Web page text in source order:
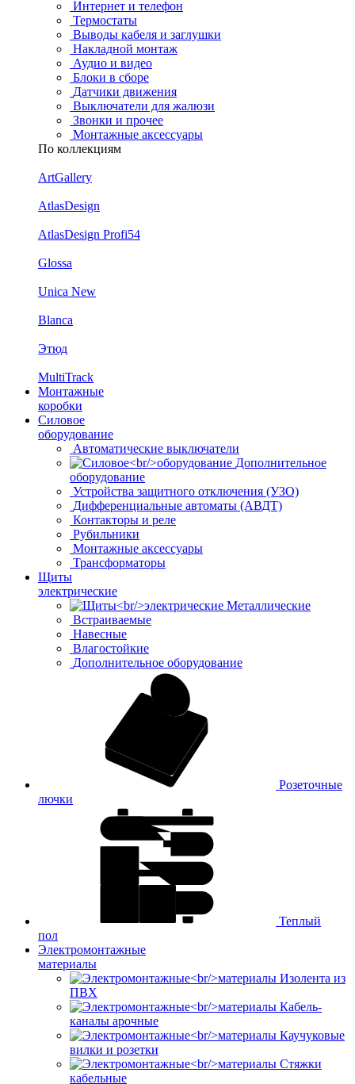
Интернет и телефон
Термостаты
Выводы кабеля и заглушки
Накладной монтаж
Аудио и видео
Блоки в сборе
Датчики движения
Выключатели для жалюзи
Звонки и прочее
Монтажные аксессуары
По коллекциям
ArtGallery
AtlasDesign
AtlasDesign Profi54
Glossa
Unica New
Blanca
Этюд
MultiTrack
Монтажные
коробки
Силовое
оборудование
Автоматические выключатели
Дополнительное
оборудование
Устройства защитного отключения (УЗО)
Дифференциальные автоматы (АВДТ)
Контакторы и реле
Рубильники
Монтажные аксессуары
Трансформаторы
Щиты
электрические
Металлические
Встраиваемые
Навесные
Влагостойкие
Дополнительное оборудование
Розеточные
лючки
Теплый
пол
Электромонтажные
материалы
Изолента из
ПВХ
Кабель-
каналы арочные
Каучуковые
вилки и розетки
Стяжки
кабельные